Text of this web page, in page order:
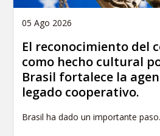
05 Ago 2026
El reconocimiento del
como hecho cultural
Brasil fortalece la
legado cooperativo.
Brasil ha dado un importante